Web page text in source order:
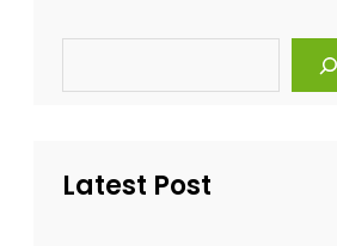
ف
ل
ف
Latest Post